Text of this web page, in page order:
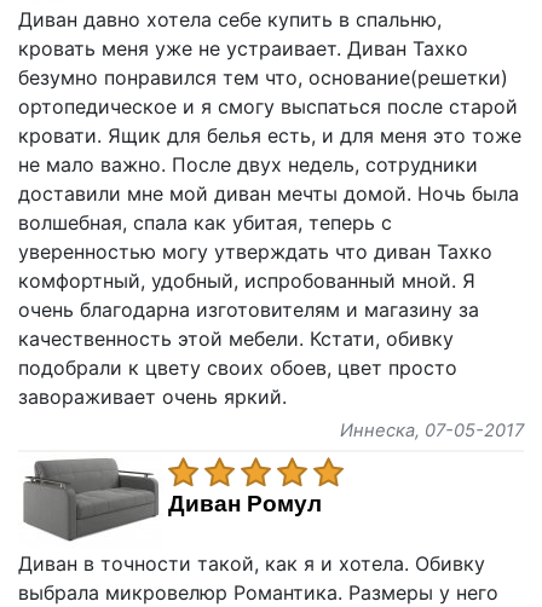
Диван давно хотела себе купить в спальню,
кровать меня уже не устраивает. Диван Тахко
безумно понравился тем что, основание(решетки)
ортопедическое и я смогу выспаться после старой
кровати. Ящик для белья есть, и для меня это тоже
не мало важно. После двух недель, сотрудники
доставили мне мой диван мечты домой. Ночь была
волшебная, спала как убитая, теперь с
уверенностью могу утверждать что диван Тахко
комфортный, удобный, испробованный мной. Я
очень благодарна изготовителям и магазину за
качественность этой мебели. Кстати, обивку
подобрали к цвету своих обоев, цвет просто
завораживает очень яркий.
Иннеска, 07-05-2017
Диван Ромул
Диван в точности такой, как я и хотела. Обивку
выбрала микровелюр Романтика. Размеры у него